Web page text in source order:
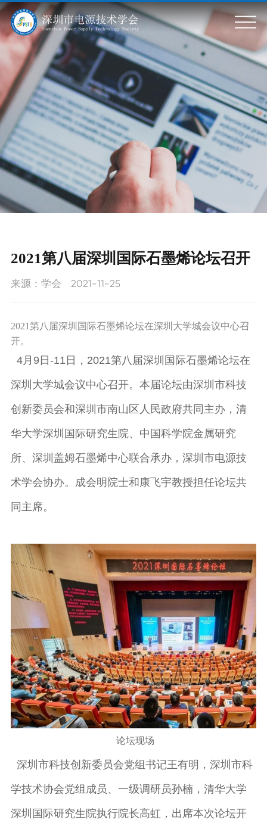
关于我们
学会简介
学会章程
组织架构
标准信息
标准动态
政策动态
会员服务
会员风采
入会申请
专题活动
党建要闻
工作动态
新闻动态
通知公告
联系我们
2021第八届深圳国际石墨烯论坛召开
来源：学会 2021-11-25
2021第八届深圳国际石墨烯论坛在深圳大学城会议中心召
开。
4月9日-11日，2021第八届深圳国际石墨烯论坛在
深圳大学城会议中心召开。本届论坛由深圳市科技
创新委员会和深圳市南山区人民政府共同主办，清
华大学深圳国际研究生院、中国科学院金属研究
所、深圳盖姆石墨烯中心联合承办，深圳市电源技
术学会协办。成会明院士和康飞宇教授担任论坛共
同主席。
论坛现场
深圳市科技创新委员会党组书记王有明，深圳市科
学技术协会党组成员、一级调研员孙楠，清华大学
深圳国际研究生院执行院长高虹，出席本次论坛开